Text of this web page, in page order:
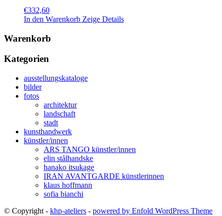
€332,60
In den Warenkorb Zeige Details
Warenkorb
Kategorien
ausstellungskataloge
bilder
fotos
architektur
landschaft
stadt
kunsthandwerk
künstler/innen
ARS TANGO künstler/innen
elin stålhandske
hanako itsukage
IRAN AVANTGARDE künstlerinnen
klaus hoffmann
sofia bianchi
© Copyright - khp-ateliers - powered by Enfold WordPress Theme